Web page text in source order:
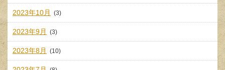
2023年10月 (3)
2023年9月 (3)
2023年8月 (10)